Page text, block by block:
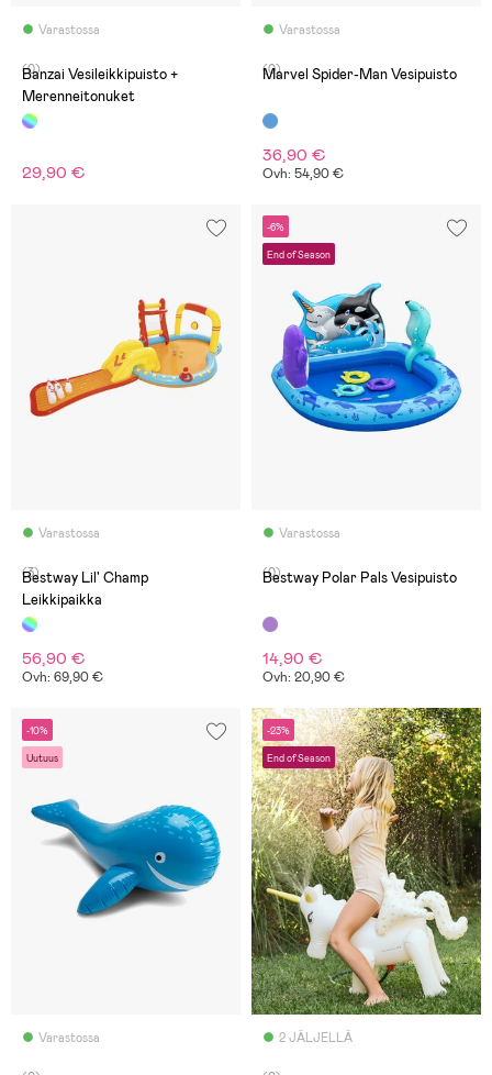
Varastossa
(0)
Banzai Vesileikkipuisto +
Merenneitonuket
29,90 €
Varastossa
(0)
Marvel Spider-Man Vesipuisto
36,90 €
Ovh: 54,90 €
Varastossa
(3)
Bestway Lil' Champ
Leikkipaikka
56,90 €
Ovh: 69,90 €
-6%
End of Season
Varastossa
(0)
Bestway Polar Pals Vesipuisto
14,90 €
Ovh: 20,90 €
-10%
Uutuus
Varastossa
-23%
End of Season
2 JÄLJELLÄ